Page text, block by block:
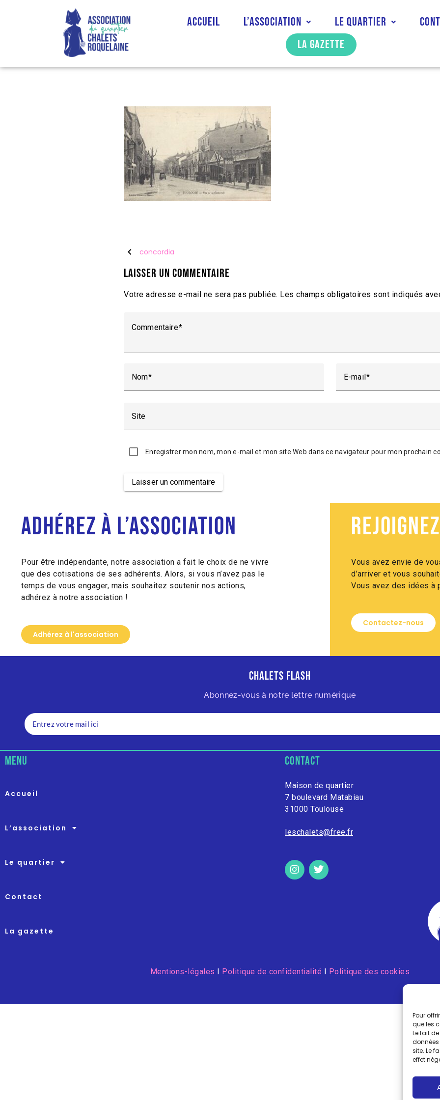
Pour
que les
Le fait
site. Le
effet
Accueil L’association Le quartier
La gazette
chevron_left concordia
Laisser un commentaire
Votre adresse e-mail ne sera pas publiée. Les champs obligatoires sont indiqués
Commentaire
Nom E-mail
Site
Enregistrer mon nom, mon e-mail et mon site Web dans ce navigateur pour mon prochain
Laisser un commentaire
Adhérez à l’association
Pour être indépendante, notre association a fait le choix de ne vivre
que des cotisations de ses adhérents. Alors, si vous n’avez pas le
temps de vous engager, mais souhaitez soutenir nos actions,
adhérez à notre association !
Adhérez à l'association
Vous avez envie de
d’arriver et vous
Vous avez des idées à
Contactez-nous
Chalets Flash
Abonnez-vous à notre lettre numérique
menu
Accueil
L’association
Le quartier
Contact
La gazette
contact
Maison de quartier
7 boulevard Matabiau
31000 Toulouse
leschalets@free.fr
Mentions-légales Politique de confidentialité Politique des cookies